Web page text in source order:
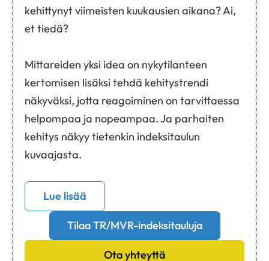
kehittynyt viimeisten kuukausien aikana? Ai,
et tiedä?
Mittareiden yksi idea on nykytilanteen
kertomisen lisäksi tehdä kehitystrendi
näkyväksi, jotta reagoiminen on tarvittaessa
helpompaa ja nopeampaa. Ja parhaiten
kehitys näkyy tietenkin indeksitaulun
kuvaajasta.
Lue lisää
Tilaa TR/MVR-indeksitauluja
Ota yhteyttä